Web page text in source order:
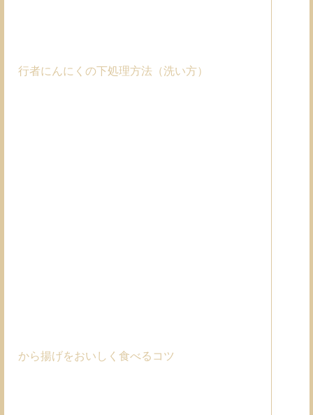
行者にんにくの下処理方法（洗い方）
から揚げをおいしく食べるコツ